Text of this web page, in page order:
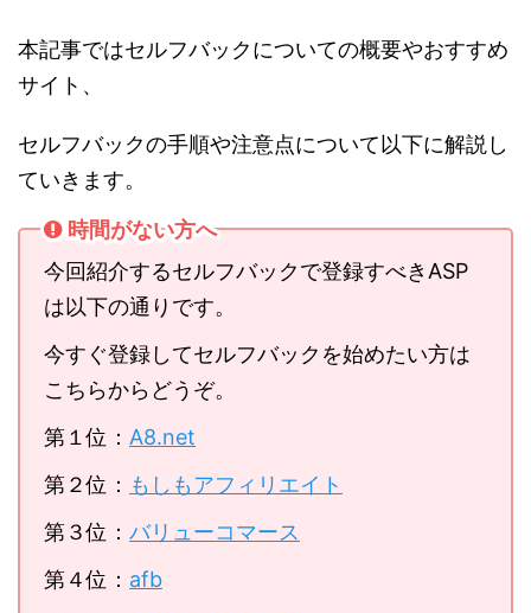
本記事ではセルフバックについての概要やおすすめ
サイト、
セルフバックの手順や注意点について以下に解説し
ていきます。
時間がない方へ
今回紹介するセルフバックで登録すべきASP
は以下の通りです。
今すぐ登録してセルフバックを始めたい方は
こちらからどうぞ。
第１位： A8.net
第２位： もしもアフィリエイト
第３位： バリューコマース
第４位： afb